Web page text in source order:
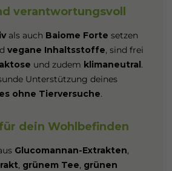
verantwortungsvoll
als auch Baiome Forte setzen
vegane Inhaltsstoffe, sind frei
und zudem klimaneutral.
Unterstützung deines
ohne Tierversuche.
dein Wohlbefinden
Glucomannan-Extrakten,
, grünem Tee, grünen